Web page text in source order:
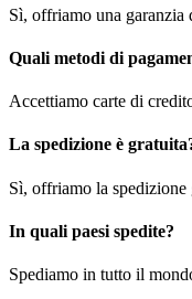
Sì, offriamo una
Quali metodi di
Accettiamo carte di
La spedizione è
Sì, offriamo la
In quali paesi spedite?
Spediamo in tutto il